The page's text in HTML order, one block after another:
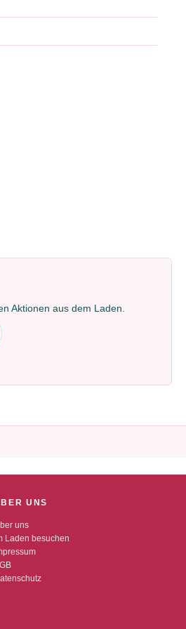
Aktionen aus dem Laden.
UNS
uns
Laden besuchen